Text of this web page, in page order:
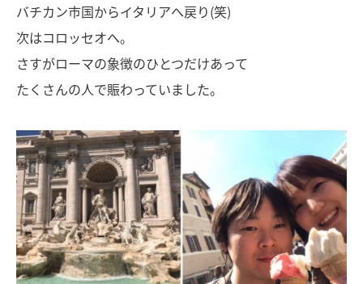
バチカン市国からイタリアへ戻り(笑)
次はコロッセオへ。
さすがローマの象徴のひとつだけあって
たくさんの人で賑わっていました。